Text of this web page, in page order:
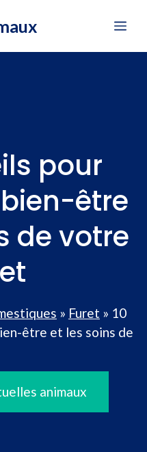
pour
être
de votre
» Furet » 10
être et les soins de
animaux